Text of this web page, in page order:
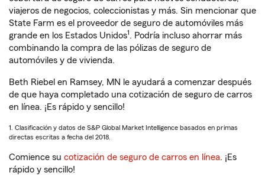
viajeros de negocios, coleccionistas y más. Sin mencionar que
State Farm es el proveedor de seguro de automóviles más
grande en los Estados Unidos1. Podría incluso ahorrar más
combinando la compra de las pólizas de seguro de
automóviles y de vivienda.
Beth Riebel en Ramsey, MN le ayudará a comenzar después
de que haya completado una cotización de seguro de carros
en línea. ¡Es rápido y sencillo!
1. Clasificación y datos de S&P Global Market Intelligence basados en primas
directas escritas a fecha del 2018.
Comience su cotización de seguro de carros en línea. ¡Es
rápido y sencillo!